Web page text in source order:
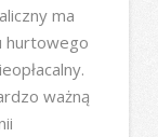
ma
hurtowego
ważną